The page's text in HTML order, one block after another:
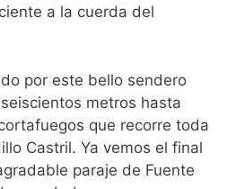
a la cuerda del
por este bello sendero
metros hasta
que recorre toda
Castril. Ya vemos el final
paraje de Fuente